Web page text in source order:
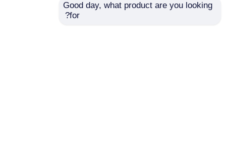
Good day, what product are you looking
for?